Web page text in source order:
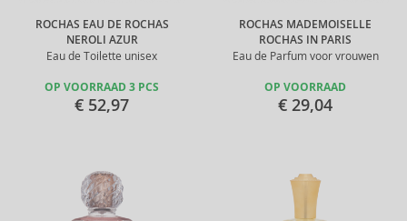
ROCHAS EAU DE ROCHAS
NEROLI AZUR
Eau de Toilette unisex
OP VOORRAAD 3 PCS
€ 52,97
ROCHAS MADEMOISELLE
ROCHAS IN PARIS
Eau de Parfum voor vrouwen
OP VOORRAAD
€ 29,04